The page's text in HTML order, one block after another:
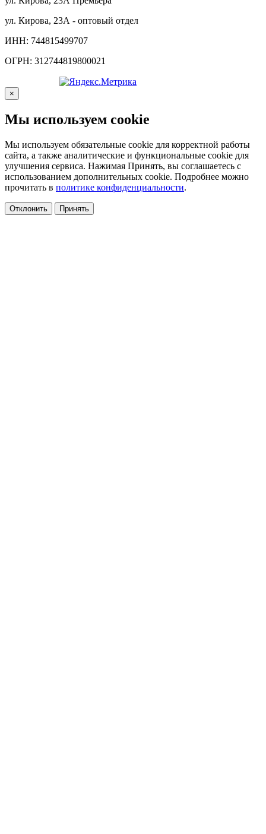
ул. Кирова, 23А - оптовый отдел
ИНН: 744815499707
ОГРН: 312744819800021
×
Мы используем cookie
Мы используем обязательные cookie для корректной работы
сайта, а также аналитические и функциональные cookie для
улучшения сервиса. Нажимая Принять, вы соглашаетесь с
использованием дополнительных cookie. Подробнее можно
прочитать в политике конфиденциальности.
Отклонить Принять